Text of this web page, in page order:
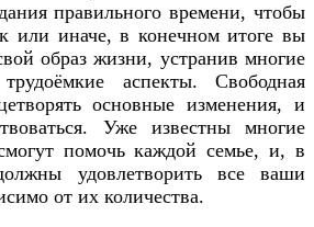
правильного времени, чтобы
или иначе, в конечном итоге вы
образ жизни, устранив многие
аспекты. Свободная
основные изменения, и
Уже известны многие
помочь каждой семье, и, в
удовлетворить все ваши
от их количества.